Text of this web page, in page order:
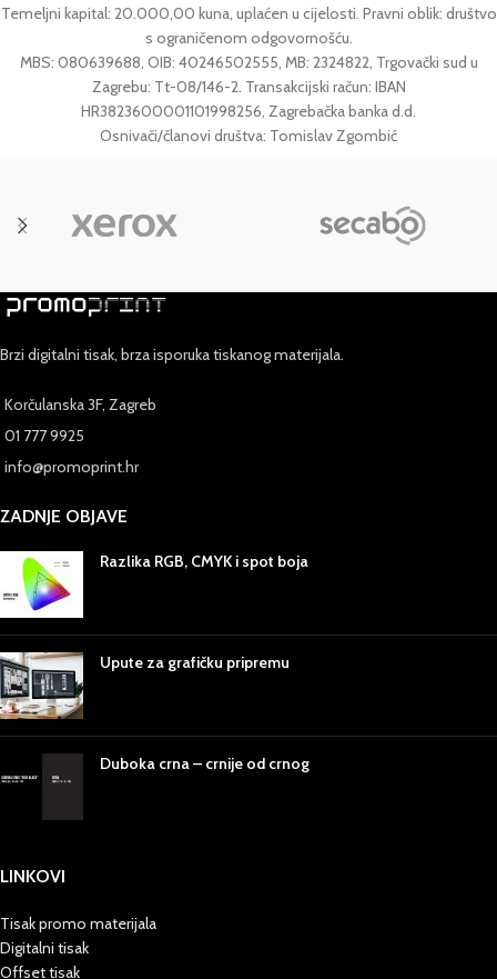
Temeljni kapital: 20.000,00 kuna, uplaćen u cijelosti. Pravni oblik: društvo
s ograničenom odgovornošću.
MBS: 080639688, OIB: 40246502555, MB: 2324822, Trgovački sud u
Zagrebu: Tt-08/146-2. Transakcijski račun: IBAN
HR3823600001101998256, Zagrebačka banka d.d.
Osnivači/članovi društva: Tomislav Zgombić
Brzi digitalni tisak, brza isporuka tiskanog materijala.
Korčulanska 3F, Zagreb
01 777 9925
info@promoprint.hr
ZADNJE OBJAVE
Razlika RGB, CMYK i spot boja
Upute za grafičku pripremu
Duboka crna – crnije od crnog
LINKOVI
Tisak promo materijala
Digitalni tisak
Offset tisak